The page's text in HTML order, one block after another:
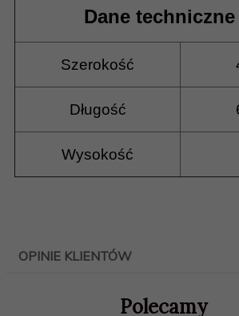
Dane
Szerokość
Długość
Wysokość
OPINIE KLIENTÓW
Polecamy